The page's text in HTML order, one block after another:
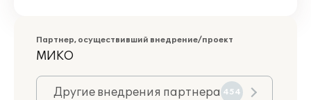
Партнер, осуществивший внедрение/проект
МИКО
Другие внедрения партнера 454